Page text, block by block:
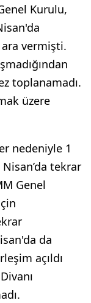
Kurulu,
vermişti.
toplanamadı.
üzere
nedeniyle 1
tekrar
Genel
da
açıldı